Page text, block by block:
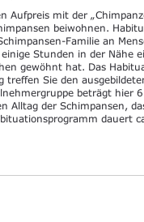
Aufpreis mit der
beiwohnen.
Familie an
Stunden in der Nähe
gewöhnt hat. Das
Sie den
beträgt hier
Alltag der Schimpansen,
dauert